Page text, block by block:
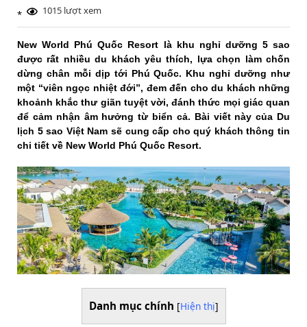
* 1015 lượt xem
New World Phú Quốc Resort là khu nghỉ dưỡng 5 sao
được rất nhiều du khách yêu thích, lựa chọn làm chốn
dừng chân mỗi dịp tới Phú Quốc. Khu nghỉ dưỡng như
một “viên ngọc nhiệt đới”, đem đến cho du khách những
khoảnh khắc thư giãn tuyệt vời, đánh thức mọi giác quan
để cảm nhận âm hưởng từ biển cả. Bài viết này của Du
lịch 5 sao Việt Nam sẽ cung cấp cho quý khách thông tin
chi tiết về New World Phú Quốc Resort.
Danh mục chính [Hiện thị]